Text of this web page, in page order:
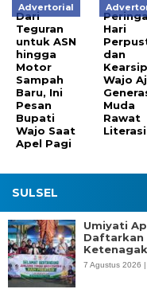
Advertorial
Dari
Teguran
untuk ASN
hingga
Motor
Sampah
Baru, Ini
Pesan
Bupati
Wajo Saat
Apel Pagi
Hari
dan
Wajo
Muda
Rawat
Literasi
SULSEL
Umiyati
Daftarkan
7 Agustus 2026